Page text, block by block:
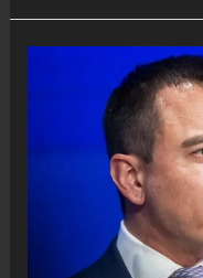
una
arancelaria